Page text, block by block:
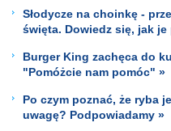
Słodycze na choinkę -
święta. Dowiedz się, jak
Burger King zachęca do
"Pomóżcie nam pomóc" »
Po czym poznać, że ryba
uwagę? Podpowiadamy »